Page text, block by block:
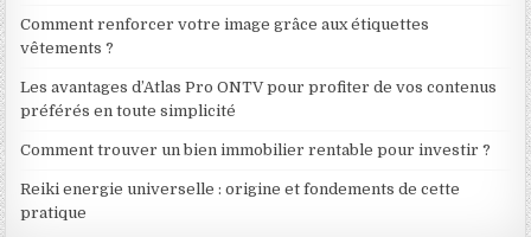
Comment renforcer votre image grâce aux étiquettes
vêtements ?
Les avantages d’Atlas Pro ONTV pour profiter de vos contenus
préférés en toute simplicité
Comment trouver un bien immobilier rentable pour investir ?
Reiki energie universelle : origine et fondements de cette
pratique